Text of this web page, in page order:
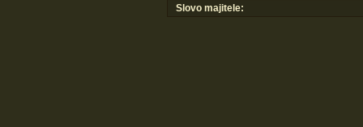
Slovo majitele: